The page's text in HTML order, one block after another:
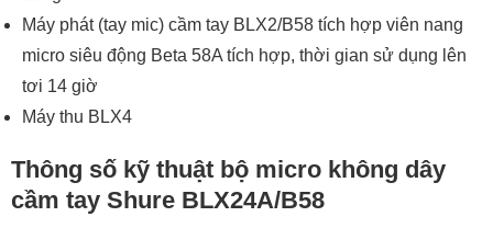
Máy phát (tay mic) cầm tay BLX2/B58 tích hợp viên nang
micro siêu động Beta 58A tích hợp, thời gian sử dụng lên
tơi 14 giờ
Máy thu BLX4
Thông số kỹ thuật bộ micro không dây
cầm tay Shure BLX24A/B58